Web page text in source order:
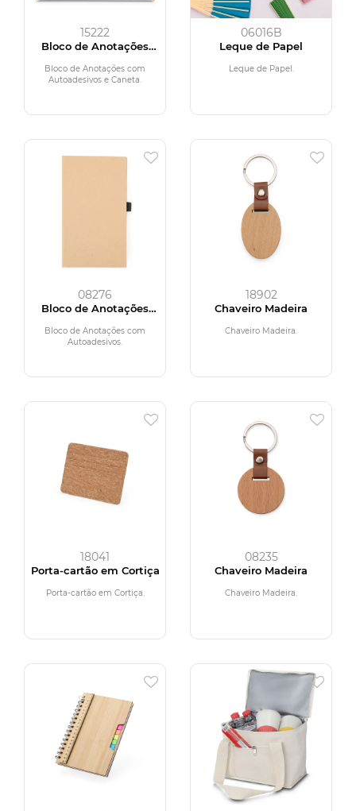
15222
Bloco de Anotações
com Autoadesivos e
Caneta
Bloco de Anotações com
Autoadesivos e Caneta.
06016B
Leque de Papel
Leque de Papel.
08276
Bloco de Anotações
com Autoadesivos
Bloco de Anotações com
Autoadesivos.
18902
Chaveiro Madeira
Chaveiro Madeira.
18041
Porta-cartão em Cortiça
Porta-cartão em Cortiça.
08235
Chaveiro Madeira
Chaveiro Madeira.